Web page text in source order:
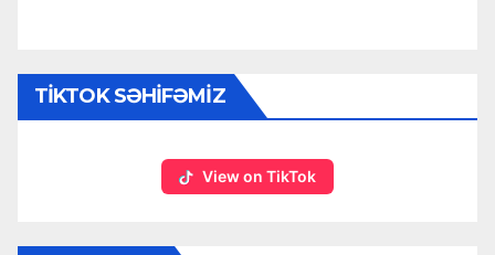
TIKTOK SƏHIFƏMIZ
View on TikTok